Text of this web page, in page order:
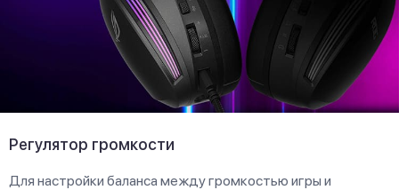
Регулятор громкости
Для настройки баланса между громкостью игры и